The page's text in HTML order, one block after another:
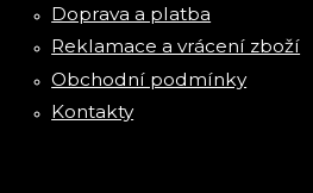
Doprava a platba
Reklamace a vrácení zboží
Obchodní podmínky
Kontakty